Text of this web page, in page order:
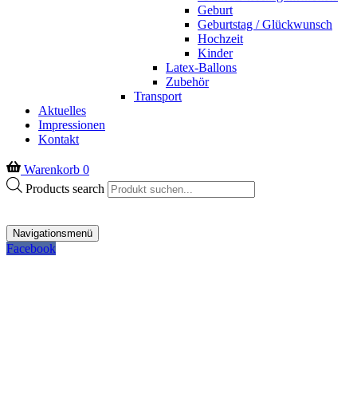
Geburt
Geburtstag / Glückwunsch
Hochzeit
Kinder
Latex-Ballons
Zubehör
Transport
Aktuelles
Impressionen
Kontakt
Warenkorb 0
Products search
Navigationsmenü
Facebook